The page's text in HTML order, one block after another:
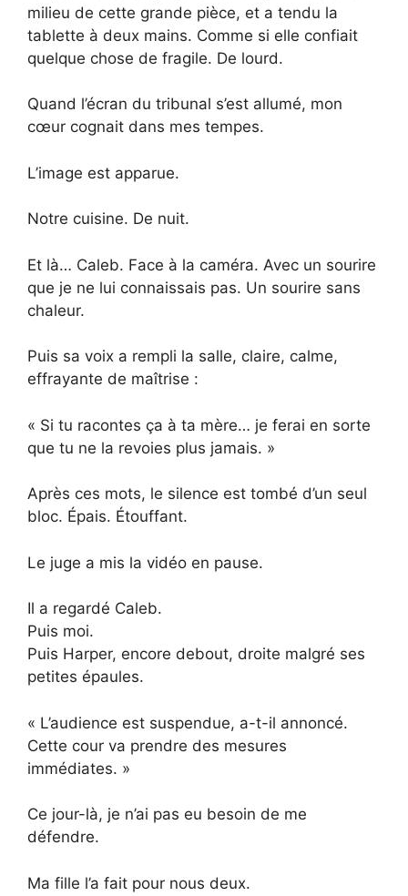
milieu de cette grande pièce, et a tendu la
tablette à deux mains. Comme si elle confiait
quelque chose de fragile. De lourd.
Quand l’écran du tribunal s’est allumé, mon
cœur cognait dans mes tempes.
L’image est apparue.
Notre cuisine. De nuit.
Et là… Caleb. Face à la caméra. Avec un sourire
que je ne lui connaissais pas. Un sourire sans
chaleur.
Puis sa voix a rempli la salle, claire, calme,
effrayante de maîtrise :
« Si tu racontes ça à ta mère… je ferai en sorte
que tu ne la revoies plus jamais. »
Après ces mots, le silence est tombé d’un seul
bloc. Épais. Étouffant.
Le juge a mis la vidéo en pause.
Il a regardé Caleb.
Puis moi.
Puis Harper, encore debout, droite malgré ses
petites épaules.
« L’audience est suspendue, a-t-il annoncé.
Cette cour va prendre des mesures
immédiates. »
Ce jour-là, je n’ai pas eu besoin de me
défendre.
Ma fille l’a fait pour nous deux.